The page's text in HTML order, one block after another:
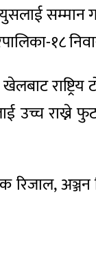
सम्मान
१८
राष्ट्रिय
उच्च
अञ्जन